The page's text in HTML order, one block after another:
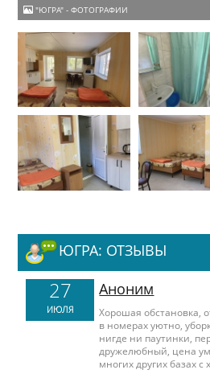
"ЮГРА" - ФОТОГРАФИИ
ЮГРА: ОТЗЫВЫ
27
ИЮЛЯ
Аноним
Хорошая обстановка,
в номерах уютно,
нигде ни паутинки,
дружелюбный, цена
многих других базах